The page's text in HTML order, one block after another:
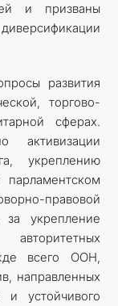
и призваны
развития
торгово-
сферах.
активизации
укреплению
правовой
укрепление
всего ООН,
направленных
и устойчивого